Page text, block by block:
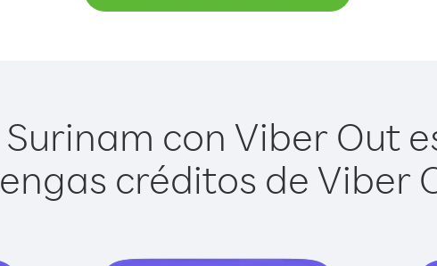
con Viber Out
créditos de Viber